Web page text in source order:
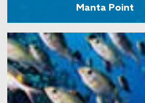
Manta Point